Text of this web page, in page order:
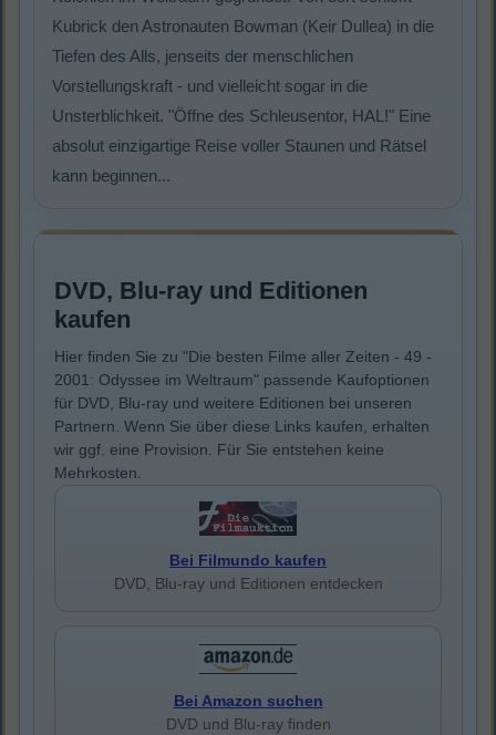
Kubrick den Astronauten Bowman (Keir Dullea) in die
Tiefen des Alls, jenseits der menschlichen
Vorstellungskraft - und vielleicht sogar in die
Unsterblichkeit. "Öffne des Schleusentor, HAL!" Eine
absolut einzigartige Reise voller Staunen und Rätsel
kann beginnen...
DVD, Blu-ray und Editionen
kaufen
Hier finden Sie zu "Die besten Filme aller Zeiten - 49 -
2001: Odyssee im Weltraum" passende Kaufoptionen
für DVD, Blu-ray und weitere Editionen bei unseren
Partnern. Wenn Sie über diese Links kaufen, erhalten
wir ggf. eine Provision. Für Sie entstehen keine
Mehrkosten.
Bei Filmundo kaufen
DVD, Blu-ray und Editionen entdecken
Bei Amazon suchen
DVD und Blu-ray finden